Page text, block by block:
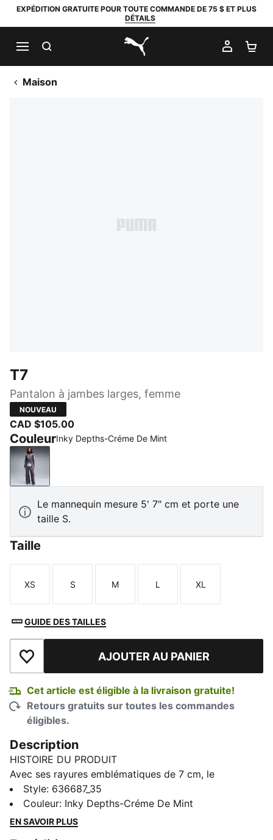
EXPÉDITION GRATUITE POUR TOUTE COMMANDE DE 75 $ ET PLUS
DÉTAILS
PUMA.com
MON
Maison
T7
Pantalon à jambes larges, femme
NOUVEAU
CAD $105.00
CouleurInky Depths-Créme De Mint
Inky Depths-Créme De Mint
Le mannequin mesure 5' 7" cm et porte une
taille S.
Taille
Taille
XS
Taille
S
Taille
M
Taille
L
Taille
XL
GUIDE DES TAILLES
Ajouter à la liste de souhaits
AJOUTER AU PANIER
Cet article est éligible à la livraison gratuite!
Retours gratuits sur toutes les commandes
éligibles.
Description
HISTOIRE DU PRODUIT
Avec ses rayures emblématiques de 7 cm, le
survêtement T7 a fait son apparition en 1968 et n'a
cessé depuis de révolutionner le monde de la mode.
Ce pantalon à jambes larges s'inspire de cet héritage
Style: 636687_35
Couleur: Inky Depths-Créme De Mint
EN SAVOIR PLUS